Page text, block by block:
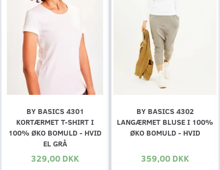
BY BASICS 4301
KORTÆRMET T-SHIRT I
100% ØKO BOMULD - HVID
EL GRÅ
329,00 DKK
BY BASICS 4302
LANGÆRMET BLUSE I 100%
ØKO BOMULD - HVID
359,00 DKK